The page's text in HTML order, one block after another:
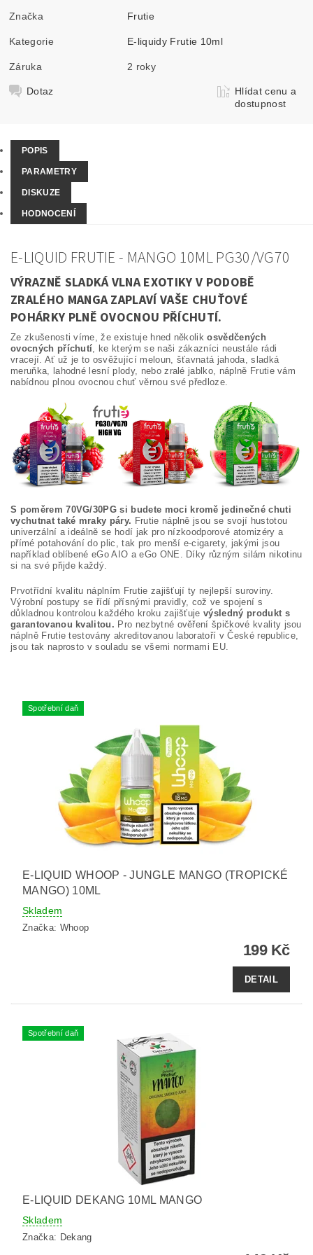
Značka Frutie
Kategorie E-liquidy Frutie 10ml
Záruka 2 roky
Dotaz
Hlídat cenu a
dostupnost
POPIS
PARAMETRY
DISKUZE
HODNOCENÍ
E-LIQUID FRUTIE - MANGO 10ML PG30/VG70
VÝRAZNĚ SLADKÁ VLNA EXOTIKY V PODOBĚ
ZRALÉHO MANGA ZAPLAVÍ VAŠE CHUŤOVÉ
POHÁRKY PLNĚ OVOCNOU PŘÍCHUTÍ.
Ze zkušenosti víme, že existuje hned několikosvědčených
ovocných příchutí, ke kterým se naši zákazníci neustále rádi
vracejí. Ať už je to osvěžující meloun, šťavnatá jahoda, sladká
meruňka, lahodné lesní plody, nebo zralé jablko, náplně Frutie vám
nabídnou plnou ovocnou chuť věrnou své předloze.
S poměrem 70VG/30PG si budete moci kromě jedinečné chuti
vychutnat také mraky páry. Frutie náplně jsou se svojí hustotou
univerzální a ideálně se hodí jak pro nízkoodporové atomizéry a
přímé potahování do plic, tak pro menší e-cigarety, jakými jsou
například oblíbené eGo AIO a eGo ONE. Díky různým silám nikotinu
si na své přijde každý.
Prvotřídní kvalitu náplním Frutie zajišťují ty nejlepší suroviny.
Výrobní postupy se řídí přísnými pravidly, což ve spojení s
důkladnou kontrolou každého kroku zajišťujevýsledný produkt s
garantovanou kvalitou. Pro nezbytné ověření špičkové kvality jsou
náplně Frutie testovány akreditovanou laboratoří v České republice,
jsou tak naprosto v souladu se všemi normami EU.
Spotřební daň
E-LIQUID WHOOP - JUNGLE MANGO (TROPICKÉ
MANGO) 10ML
Skladem
Značka: Whoop
199 Kč
DETAIL
Spotřební daň
E-LIQUID DEKANG 10ML MANGO
Skladem
Značka: Dekang